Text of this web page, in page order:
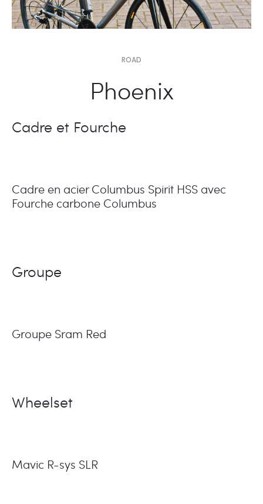
ROAD
Phoenix
Cadre et Fourche
Cadre en acier Columbus Spirit HSS avec
Fourche carbone Columbus
Groupe
Groupe Sram Red
Wheelset
Mavic R-sys SLR